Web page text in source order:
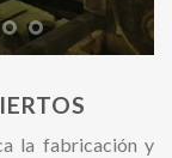
la fabricación y